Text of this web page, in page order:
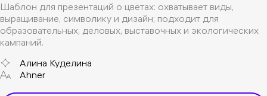
Шаблон для презентаций о цветах: охватывает виды,
выращивание, символику и дизайн; подходит для
образовательных, деловых, выставочных и экологических
кампаний.
Алина Куделина
Ahner